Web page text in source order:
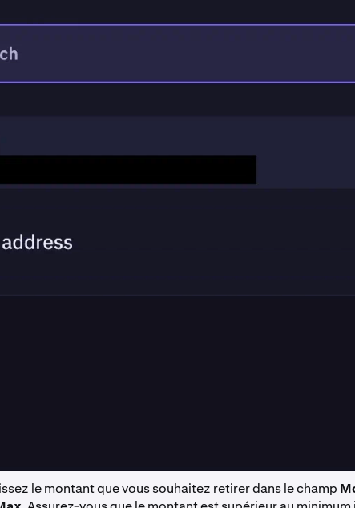
le montant que vous souhaitez retirer dans le champ